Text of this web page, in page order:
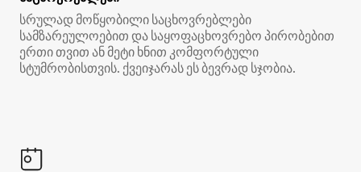
სრულად მოწყობილი საცხოვრებლები
სამზარეულოებით და საყოფაცხოვრებო პირობებით
ერთი თვით ან მეტი ხნით კომფორტული
სტუმრობისთვის. ქვეიჯარას ეს ბევრად სჯობია.